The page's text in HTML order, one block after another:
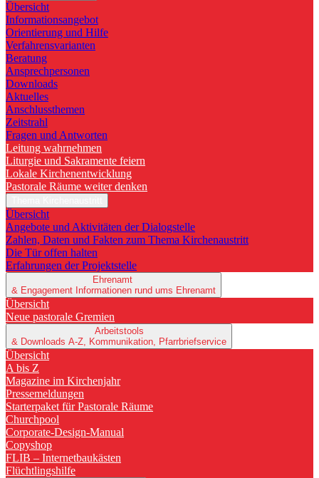
Übersicht
Informationsangebot
Orientierung und Hilfe
Verfahrensvarianten
Beratung
Ansprechpersonen
Downloads
Aktuelles
Anschlussthemen
Zeitstrahl
Fragen und Antworten
Leitung wahrnehmen
Liturgie und Sakramente feiern
Lokale Kirchenentwicklung
Pastorale Räume weiter denken
Übersicht
Angebote und Aktivitäten der Dialogstelle
Zahlen, Daten und Fakten zum Thema Kirchenaustritt
Die Tür offen halten
Erfahrungen der Projektstelle
Ehrenamt
& Engagement Informationen rund ums Ehrenamt
Übersicht
Neue pastorale Gremien
Arbeitstools
& Downloads A-Z, Kommunikation, Pfarrbriefservice
Übersicht
A bis Z
Magazine im Kirchenjahr
Pressemeldungen
Starterpaket für Pastorale Räume
Churchpool
Corporate-Design-Manual
Copyshop
FLIB – Internetbaukästen
Flüchtlingshilfe